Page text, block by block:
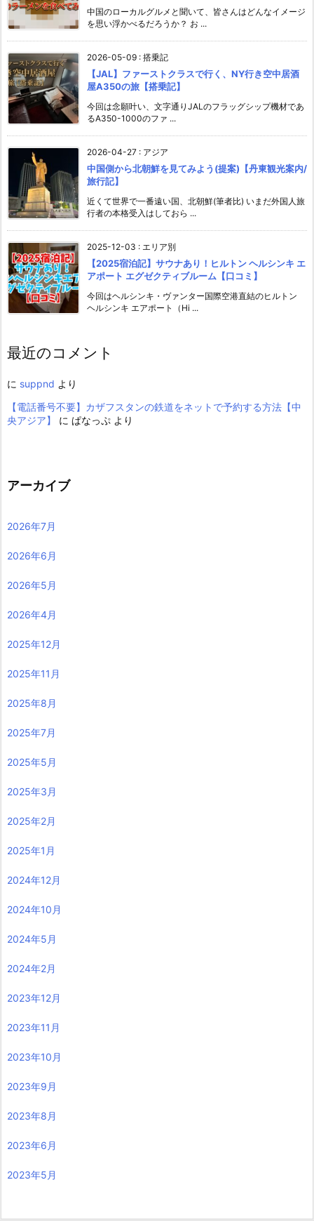
中国のローカルグルメと聞いて、皆さんはどんなイメージ
を思い浮かべるだろうか？ お ...
2026-05-09 : 搭乗記
【JAL】ファーストクラスで行く、NY行き空中居酒
屋A350の旅【搭乗記】
今回は念願叶い、文字通りJALのフラッグシップ機材であ
るA350-1000のファ ...
2026-04-27 : アジア
中国側から北朝鮮を見てみよう(提案)【丹東観光案内/
旅行記】
近くて世界で一番遠い国、北朝鮮(筆者比) いまだ外国人旅
行者の本格受入はしておら ...
2025-12-03 : エリア別
【2025宿泊記】サウナあり！ヒルトン ヘルシンキ エ
アポート エグゼクティブルーム【口コミ】
今回はヘルシンキ・ヴァンター国際空港直結のヒルトン
ヘルシンキ エアポート（Hi ...
最近のコメント
に suppnd より
【電話番号不要】カザフスタンの鉄道をネットで予約する方法【中
央アジア】
に ぱなっぷ より
アーカイブ
2026年7月
2026年6月
2026年5月
2026年4月
2025年12月
2025年11月
2025年8月
2025年7月
2025年5月
2025年3月
2025年2月
2025年1月
2024年12月
2024年10月
2024年5月
2024年2月
2023年12月
2023年11月
2023年10月
2023年9月
2023年8月
2023年6月
2023年5月